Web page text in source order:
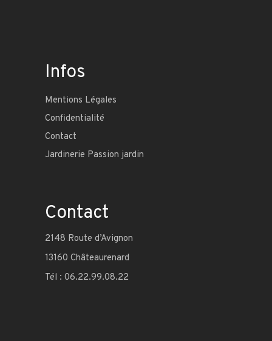
Infos
Mentions Légales
Confidentialité
Contact
Jardinerie Passion jardin
Contact
2148 Route d’Avignon
13160 Châteaurenard
Tél : 06.22.99.08.22